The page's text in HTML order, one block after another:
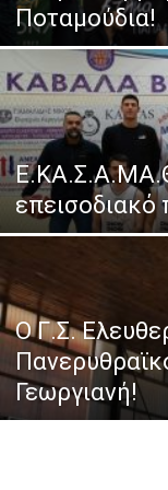
Ποταμούδια!
επεισοδιακό
Ο Γ.Σ.
Γεωργιανή!